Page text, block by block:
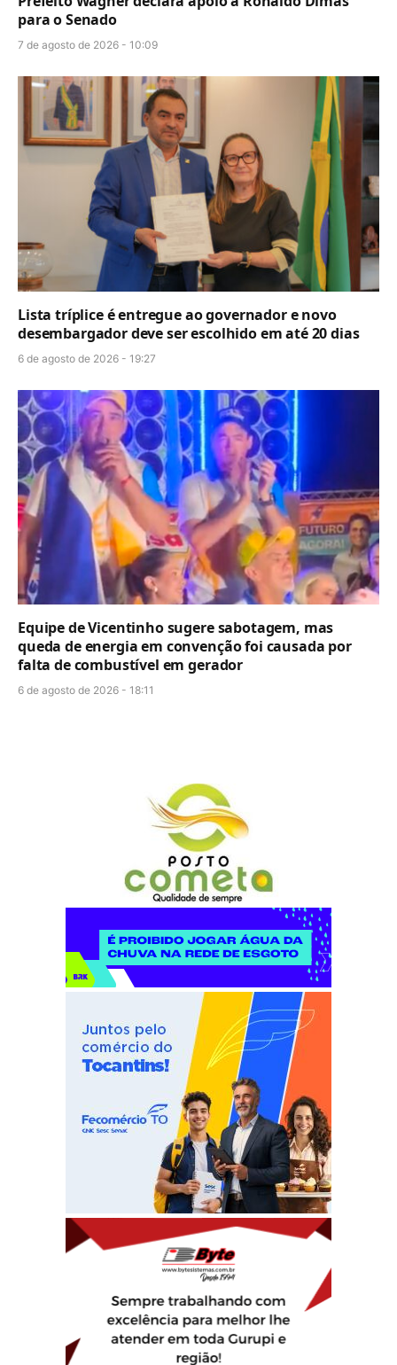
para o Senado
7 de agosto de 2026 - 10:09
Lista tríplice é entregue ao governador e novo
desembargador deve ser escolhido em até 20 dias
6 de agosto de 2026 - 19:27
Equipe de Vicentinho sugere sabotagem, mas
queda de energia em convenção foi causada por
falta de combustível em gerador
6 de agosto de 2026 - 18:11